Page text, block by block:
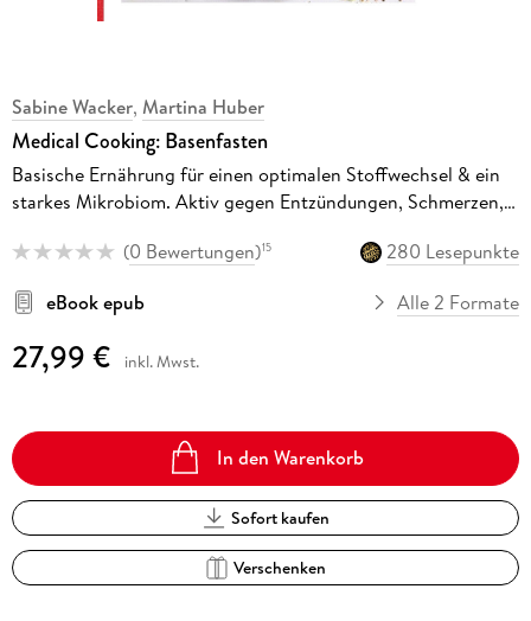
Sabine Wacker, Martina Huber
Medical Cooking: Basenfasten
Basische Ernährung für einen optimalen Stoffwechsel & ein
starkes Mikrobiom. Aktiv gegen Entzündungen, Schmerzen,
Rezepten
(0 Bewertungen)15
280 Lesepunkte
eBook epub
Alle 2 Formate
27,99 € inkl. Mwst.
In den Warenkorb
Sofort kaufen
Verschenken